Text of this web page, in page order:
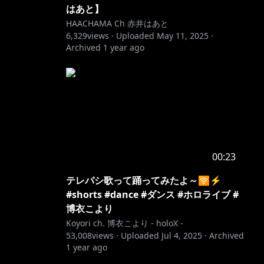
はあと】
HAACHAMA Ch 赤井はあと
6,329views · Uploaded May 11, 2025 ·
Archived 1 year ago
00:23
テレパシ歌って踊ってみたよ～🛜⚡️
#shorts #dance #ダンス #ホロライブ #
博衣こより
Koyori ch. 博衣こより - holoX -
53,008views · Uploaded Jul 4, 2025 · Archived
1 year ago